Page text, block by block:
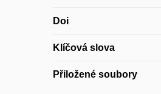
Doi
Klíčová slova
Přiložené soubory